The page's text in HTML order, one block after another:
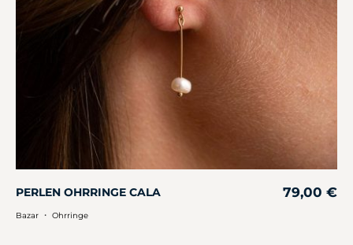
PERLEN OHRRINGE CALA 79,00 €
Bazar ・ Ohrringe